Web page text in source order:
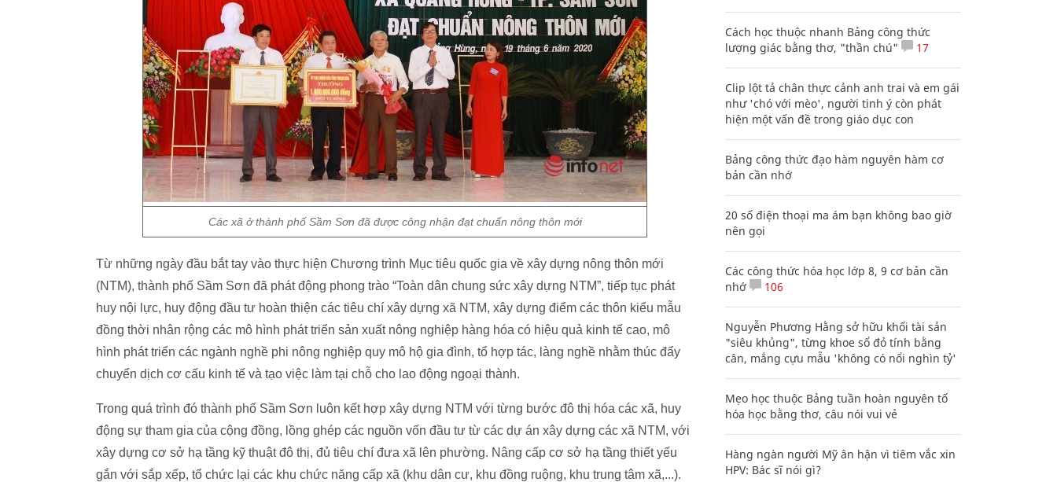
Các xã ở thành phố Sầm Sơn đã được công nhận đạt chuẩn nông thôn mới
Từ những ngày đầu bắt tay vào thực hiện Chương trình Mục tiêu quốc gia về xây dựng nông thôn mới
(NTM), thành phố Sầm Sơn đã phát động phong trào “Toàn dân chung sức xây dựng NTM”, tiếp tục phát
huy nội lực, huy động đầu tư hoàn thiện các tiêu chí xây dựng xã NTM, xây dựng điểm các thôn kiểu mẫu
đồng thời nhân rộng các mô hình phát triển sản xuất nông nghiệp hàng hóa có hiệu quả kinh tế cao, mô
hình phát triển các ngành nghề phi nông nghiệp quy mô hộ gia đình, tổ hợp tác, làng nghề nhằm thúc đẩy
chuyển dịch cơ cấu kinh tế và tạo việc làm tại chỗ cho lao động ngoại thành.
Trong quá trình đó thành phố Sầm Sơn luôn kết hợp xây dựng NTM với từng bước đô thị hóa các xã, huy
động sự tham gia của cộng đồng, lồng ghép các nguồn vốn đầu tư từ các dự án xây dựng các xã NTM, với
xây dựng cơ sở hạ tầng kỹ thuật đô thị, đủ tiêu chí đưa xã lên phường. Nâng cấp cơ sở hạ tầng thiết yếu
gắn với sắp xếp, tổ chức lại các khu chức năng cấp xã (khu dân cư, khu đồng ruộng, khu trung tâm xã,...).
Cách học thuộc nhanh Bảng công thức
lượng giác bằng thơ, "thần chú"
17
Clip lột tả chân thực cảnh anh trai và em gái
như 'chó với mèo', người tinh ý còn phát
hiện một vấn đề trong giáo dục con
Bảng công thức đạo hàm nguyên hàm cơ
bản cần nhớ
20 số điện thoại ma ám bạn không bao giờ
nên gọi
Các công thức hóa học lớp 8, 9 cơ bản cần
nhớ
106
Nguyễn Phương Hằng sở hữu khối tài sản
"siêu khủng", từng khoe sổ đỏ tính bằng
cân, mắng cựu mẫu 'không có nổi nghìn tỷ'
Mẹo học thuộc Bảng tuần hoàn nguyên tố
hóa học bằng thơ, câu nói vui vẻ
Hàng ngàn người Mỹ ân hận vì tiêm vắc xin
HPV: Bác sĩ nói gì?